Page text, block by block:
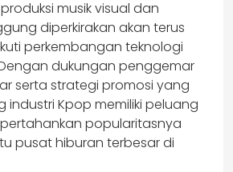
musik visual dan
diperkirakan akan terus
perkembangan teknologi
dukungan penggemar
serta strategi promosi yang
industri Kpop memiliki peluang
popularitasnya
pusat hiburan terbesar di